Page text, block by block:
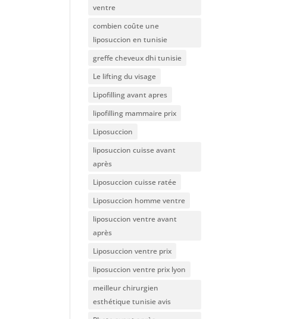
ventre​
combien coûte une
liposuccion en tunisie
greffe cheveux dhi tunisie
Le lifting du visage
Lipofilling avant apres
lipofilling mammaire prix
Liposuccion
liposuccion cuisse avant
après
Liposuccion cuisse ratée
Liposuccion homme ventre
liposuccion ventre avant
après
Liposuccion ventre prix
liposuccion ventre prix lyon
meilleur chirurgien
esthétique tunisie avis